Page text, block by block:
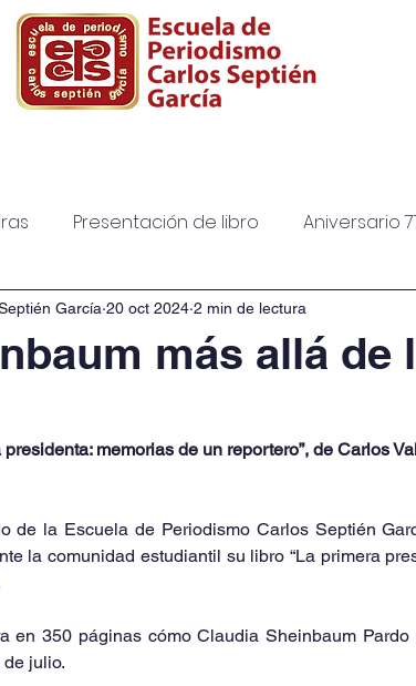
Presentación de libro Aniversario
más allá de
García 20 oct 2024 2 min de lectura
memorias de un reportero”, de Carlos
la comunidad estudiantil su libro “La primera
en 350 páginas cómo Claudia Sheinbaum
julio.